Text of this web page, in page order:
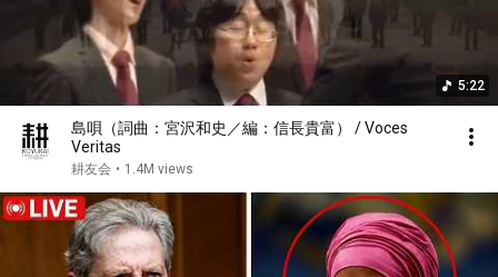
5:22
島唄（詞曲：宮沢和史／編：信長貴富） / Voces
Veritas
耕友会 • 1.4M views